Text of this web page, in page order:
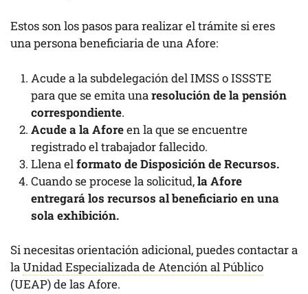
Estos son los pasos para realizar el trámite si eres
una persona beneficiaria de una Afore:
Acude a la subdelegación del IMSS o ISSSTE
para que se emita una resolución de la pensión
correspondiente.
Acude a la Aforeen la que se encuentre
registrado el trabajador fallecido.
Llena elformato de Disposición de Recursos.
Cuando se procese la solicitud,la Afore
entregará los recursos al beneficiario en una
sola exhibición.
Si necesitas orientación adicional, puedes contactar a
laUnidad Especializada de Atención al Público
(UEAP) de las Afore.